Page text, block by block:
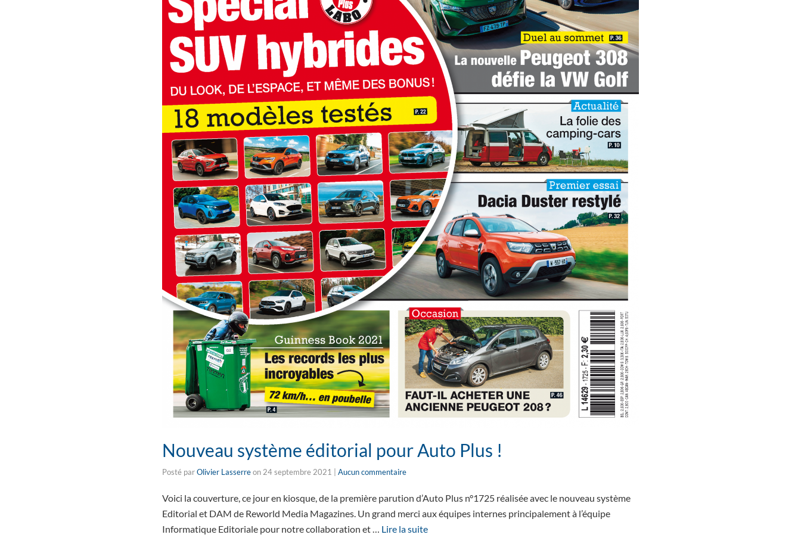
Nouveau système éditorial pour Auto Plus !
Posté parOlivier Lasserreon 24 septembre 2021 Aucun commentaire
Voici la couverture, ce jour en kiosque, de la première parution d’Auto Plus n°1725 réalisée avec le nouveau système
Editorial et DAM de Reworld Media Magazines. Un grand merci aux équipes internes principalement à l’équipe
Informatique Editoriale pour notre collaboration et … Lire la suite